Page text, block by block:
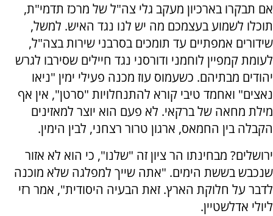
אם תבקרו בארכיון מעקב גלי צה"ל של מרכז תדמי"ת,
תוכלו לשמוע בעצמכם מה יש לנו נגד האיש. למשל,
שידורים אמפתיים עד תומכים בסרבני שירות בצה"ל,
לעומת קמפיין לוחמני ודורסני נגד חיילים שסירבו לגרש
יהודים מבתיהם. כשעמוס עוז מכנה פעילי ימין "ניאו
נאצים" ואחמד טיבי קורא להתנחלויות "סרטן", אין אף
מילת מחאה של ברקאי. לא פעם הוא יוצר למאזינים
הקבלה בין החמאס, ארגון טרור רצחני, לבין הימין.
ירושלים? מבחינתו הר ציון זה "שלנו", כי הוא לא אזור
שנכבש בששת הימים. "אתה שייך למפלגה שלא מוכנה
לדבר על חלוקת הארץ. זאת הבעיה היסודית", אמר רזי
ליולי אדלשטיין.